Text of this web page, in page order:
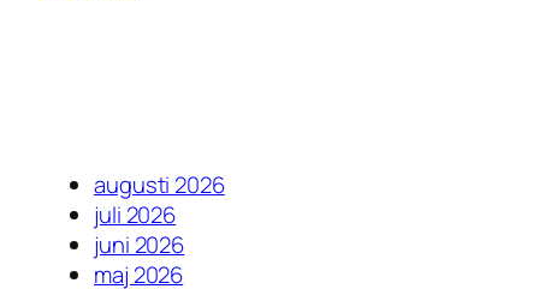
augusti 2026
juli 2026
juni 2026
maj 2026